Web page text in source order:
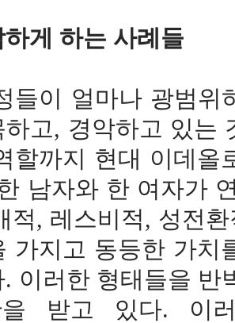
게 하는 사례들
들이 얼마나 광범
하고, 경악하고 있는
할까지 현대 이데올
남자와 한 여자가
적, 레스비적, 성전
가지고 동등한 가치
이러한 형태들을 반
받고 있다. 이